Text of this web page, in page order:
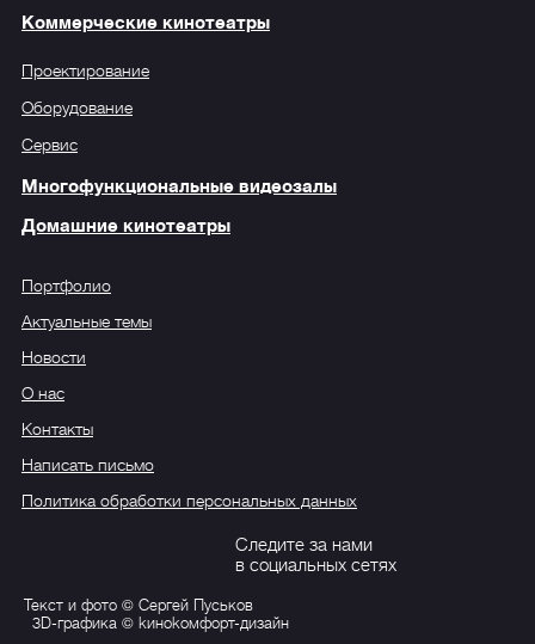
Текст и фото © Сергей Пуськов
3D-графика © kиноkомфорт-дизайн
Коммерческие кинотеатры
Проектирование
Оборудование
Сервис
Многофункциональные видеозалы
Домашние кинотеатры
Портфолио
Актуальные темы
Новости
О нас
Контакты
Написать письмо
Политика обработки персональных данных
Следите за нами
в социальных сетях